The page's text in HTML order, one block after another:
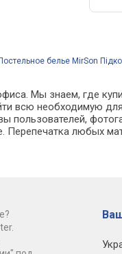
Постельное белье MirSon
Мы знаем, где
всю необходимую
Перепечатка любых